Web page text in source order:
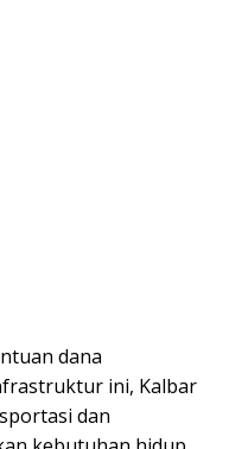
dana
ini, Kalbar
dan